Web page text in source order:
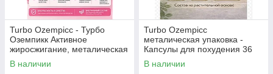
Turbo Ozempicc - Турбо
Оземпикк Активное
жиросжигание, металическая
коробка, капсулы для
похудения 40 капсул
В наличии
Turbo Ozempicc
металическая упаковка -
Капсулы для похудения 36
капсул
В наличии